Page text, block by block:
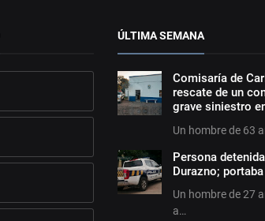
ÚLTIMA SEMANA
Comisaría de
rescate de un
grave siniestro
Un hombre de 63
Persona
Durazno;
Un hombre de 27
a…